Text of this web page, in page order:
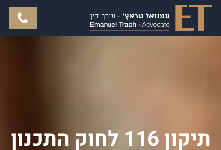
תיקון 116 לחוק התכנון